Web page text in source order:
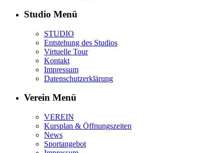
Studio Menü
STUDIO
Entstehung des Studios
Virtuelle Tour
Kontakt
Impressum
Datenschutzerklärung
Verein Menü
VEREIN
Kursplan & Öffnungszeiten
News
Sportangebot